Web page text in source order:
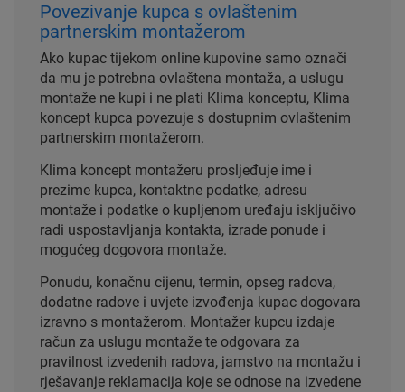
Povezivanje kupca s ovlaštenim
partnerskim montažerom
Ako kupac tijekom online kupovine samo označi
da mu je potrebna ovlaštena montaža, a uslugu
montaže ne kupi i ne plati Klima konceptu, Klima
koncept kupca povezuje s dostupnim ovlaštenim
partnerskim montažerom.
Klima koncept montažeru prosljeđuje ime i
prezime kupca, kontaktne podatke, adresu
montaže i podatke o kupljenom uređaju isključivo
radi uspostavljanja kontakta, izrade ponude i
mogućeg dogovora montaže.
Ponudu, konačnu cijenu, termin, opseg radova,
dodatne radove i uvjete izvođenja kupac dogovara
izravno s montažerom. Montažer kupcu izdaje
račun za uslugu montaže te odgovara za
pravilnost izvedenih radova, jamstvo na montažu i
rješavanje reklamacija koje se odnose na izvedene